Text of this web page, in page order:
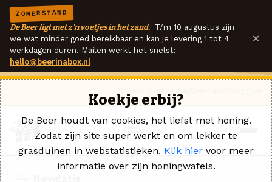
ZOMERSTAND
De Beer ligt met z'n voetjes in het zand. T/m 10 augustus zijn
we wat minder goed bereikbaar en kan je levering 1 tot 4
werkdagen duren. Mailen werkt het snelst:
hello@beerinabox.nl
×
Koekje erbij?
De Beer houdt van cookies, het liefst met honing.
Zodat zijn site super werkt en om lekker te
grasduinen in webstatistieken. Klik hier voor meer
informatie over zijn honingwafels.